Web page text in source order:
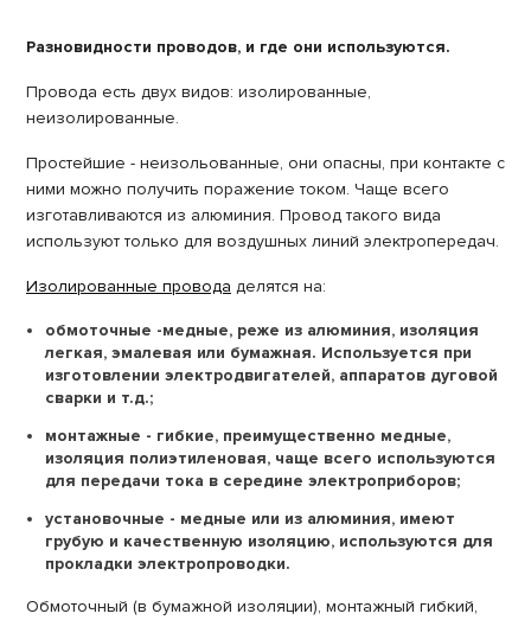
Разновидности проводов, и где они используются.
Провода есть двух видов: изолированные,
неизолированные.
Простейшие - неизольованные, они опасны, при контакте с
ними можно получить поражение током. Чаще всего
изготавливаются из алюминия. Провод такого вида
используют только для воздушных линий электропередач.
Изолированные провода делятся на:
обмоточные -медные, реже из алюминия, изоляция
легкая, эмалевая или бумажная. Используется при
изготовлении электродвигателей, аппаратов дуговой
сварки и т.д.;
монтажные - гибкие, преимущественно медные,
изоляция полиэтиленовая, чаще всего используются
для передачи тока в середине электроприборов;
установочные - медные или из алюминия, имеют
грубую и качественную изоляцию, используются для
прокладки электропроводки.
Обмоточный (в бумажной изоляции), монтажный гибкий,